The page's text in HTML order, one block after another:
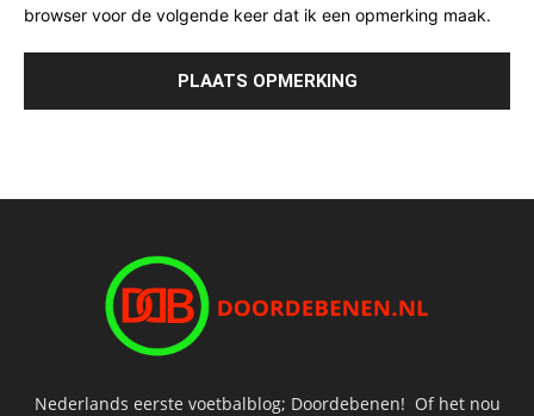
browser voor de volgende keer dat ik een opmerking maak.
Nederlands eerste voetbalblog; Doordebenen! Of het nou